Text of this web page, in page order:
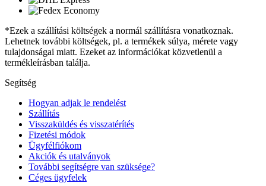
*Ezek a szállítási költségek a normál szállításra vonatkoznak.
Lehetnek további költségek, pl. a termékek súlya, mérete vagy
tulajdonságai miatt. Ezeket az információkat közvetlenül a
termékleírásban találja.
Segítség
Hogyan adjak le rendelést
Szállítás
Visszaküldés és visszatérítés
Fizetési módok
Ügyfélfiókom
Akciók és utalványok
További segítségre van szüksége?
Céges ügyfelek